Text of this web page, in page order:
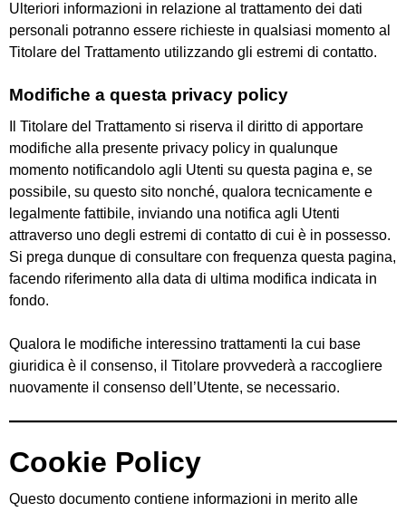
Ulteriori informazioni in relazione al trattamento dei dati
personali potranno essere richieste in qualsiasi momento al
Titolare del Trattamento utilizzando gli estremi di contatto.
Modifiche a questa privacy policy
Il Titolare del Trattamento si riserva il diritto di apportare
modifiche alla presente privacy policy in qualunque
momento notificandolo agli Utenti su questa pagina e, se
possibile, su questo sito nonché, qualora tecnicamente e
legalmente fattibile, inviando una notifica agli Utenti
attraverso uno degli estremi di contatto di cui è in possesso.
Si prega dunque di consultare con frequenza questa pagina,
facendo riferimento alla data di ultima modifica indicata in
fondo.
Qualora le modifiche interessino trattamenti la cui base
giuridica è il consenso, il Titolare provvederà a raccogliere
nuovamente il consenso dell’Utente, se necessario.
Cookie Policy
Questo documento contiene informazioni in merito alle